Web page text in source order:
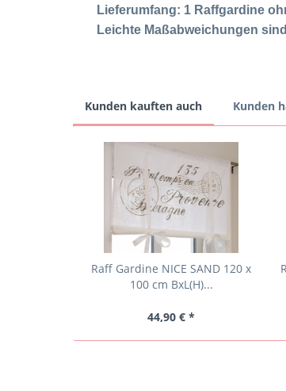
Lieferumfang: 1 Raffgardine
Leichte Maßabweichungen
Kunden kauften auch Kunden
Raff Gardine NICE SAND 120 x
100 cm BxL(H)...
44,90 € *